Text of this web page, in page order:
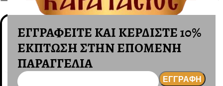
ΕΓΓΡΑΦΕΙΤΕ ΚΑΙ ΚΕΡΔΙΣΤΕ 10%
ΕΚΠΤΩΣΗ ΣΤΗΝ ΕΠΟΜΕΝΗ
ΠΑΡΑΓΓΕΛΙΑ